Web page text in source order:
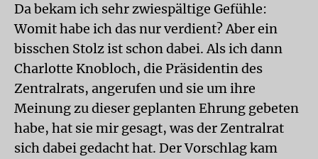
Da bekam ich sehr zwiespältige Gefühle:
Womit habe ich das nur verdient? Aber ein
bisschen Stolz ist schon dabei. Als ich dann
Charlotte Knobloch, die Präsidentin des
Zentralrats, angerufen und sie um ihre
Meinung zu dieser geplanten Ehrung gebeten
habe, hat sie mir gesagt, was der Zentralrat
sich dabei gedacht hat. Der Vorschlag kam